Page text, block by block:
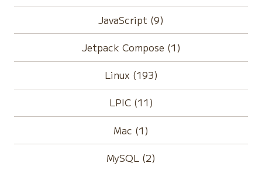
JavaScript (9)
Jetpack Compose (1)
Linux (193)
LPIC (11)
Mac (1)
MySQL (2)